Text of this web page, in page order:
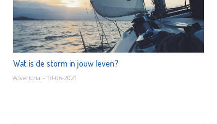
Wat is de storm in jouw leven?
Advertorial - 18-06-2021